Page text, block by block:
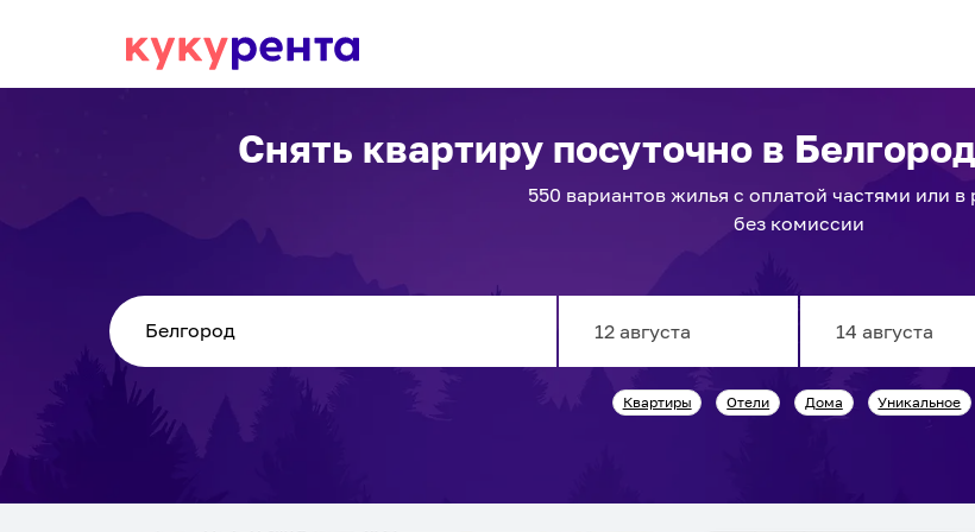
Снять квартиру посуточно в
550 вариантов жилья с оплатой частями или в
без комиссии
forward
backward
Квартиры Отели Дома Уникальное